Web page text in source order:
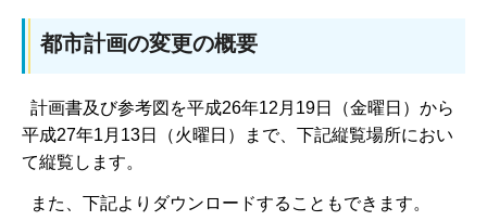
都市計画の変更の概要
計画書及び参考図を平成26年12月19日（金曜日）から
平成27年1月13日（火曜日）まで、下記縦覧場所におい
て縦覧します。
また、下記よりダウンロードすることもできます。